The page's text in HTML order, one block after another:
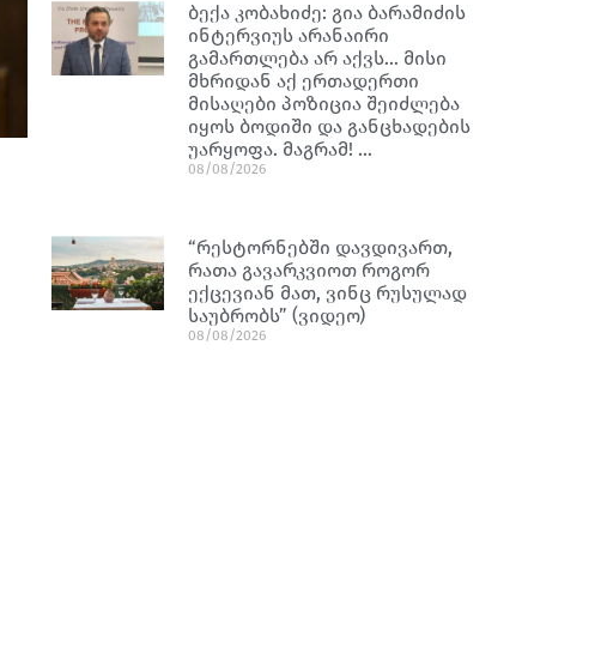
ბექა კობახიძე: გია ბარამიძის
ინტერვიუს არანაირი
გამართლება არ აქვს… მისი
მხრიდან აქ ერთადერთი
მისაღები პოზიცია შეიძლება
იყოს ბოდიში და განცხადების
უარყოფა. მაგრამ! …
08/08/2026
“რესტორნებში დავდივართ,
რათა გავარკვიოთ როგორ
ექცევიან მათ, ვინც რუსულად
საუბრობს” (ვიდეო)
08/08/2026